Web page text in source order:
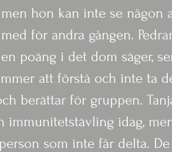
hon kan inte se någon
för andra gången.
poäng i det dom säger,
att förstå och inte ta
berättar för gruppen.
immunitetstävling idag,
som inte får delta.